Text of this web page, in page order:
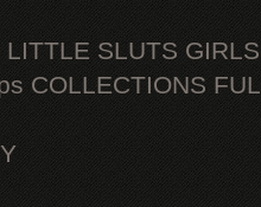
SLUTS
COLLECTIONS